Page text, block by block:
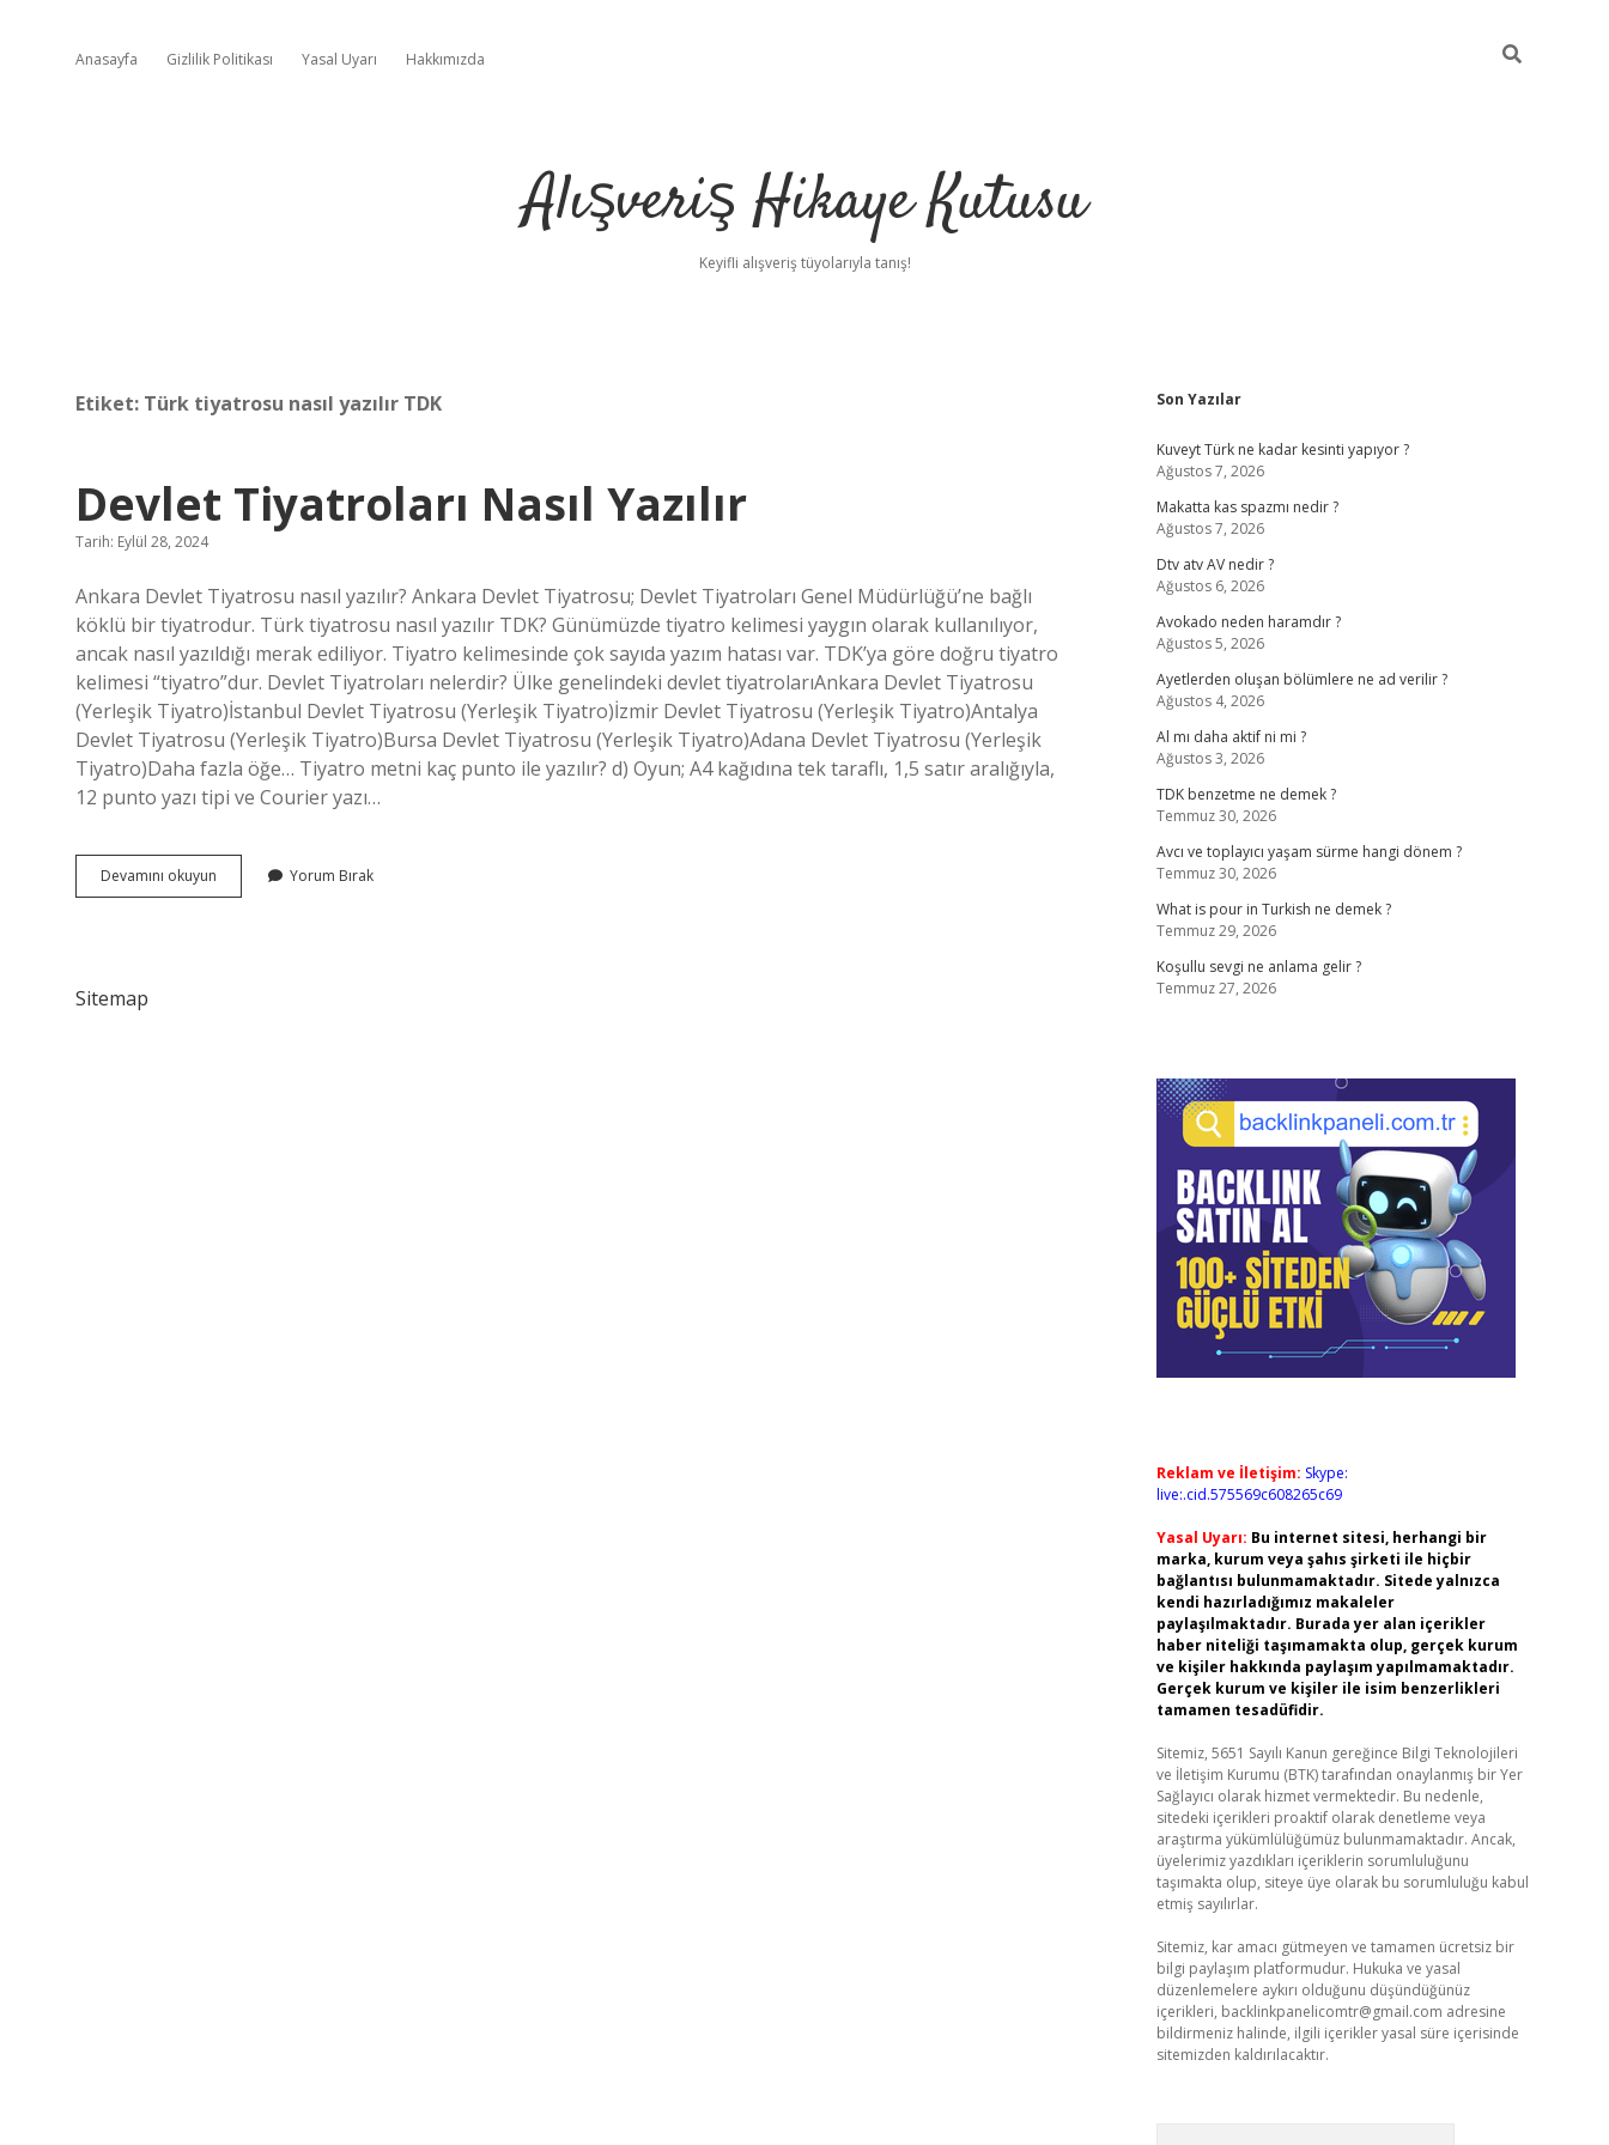
Anasayfa Gizlilik Politikası Yasal Uyarı Hakkımızda
Alışveriş Hikaye Kutusu
Keyifli alışveriş tüyolarıyla tanış!
Etiket: Türk tiyatrosu nasıl yazılır TDK
Devlet Tiyatroları Nasıl Yazılır
Tarih: Eylül 28, 2024
Ankara Devlet Tiyatrosu nasıl yazılır? Ankara Devlet Tiyatrosu; Devlet Tiyatroları Genel Müdürlüğü’ne bağlı
köklü bir tiyatrodur. Türk tiyatrosu nasıl yazılır TDK? Günümüzde tiyatro kelimesi yaygın olarak kullanılıyor,
ancak nasıl yazıldığı merak ediliyor. Tiyatro kelimesinde çok sayıda yazım hatası var. TDK’ya göre doğru tiyatro
kelimesi “tiyatro”dur. Devlet Tiyatroları nelerdir? Ülke genelindeki devlet tiyatrolarıAnkara Devlet Tiyatrosu
(Yerleşik Tiyatro)İstanbul Devlet Tiyatrosu (Yerleşik Tiyatro)İzmir Devlet Tiyatrosu (Yerleşik Tiyatro)Antalya
Devlet Tiyatrosu (Yerleşik Tiyatro)Bursa Devlet Tiyatrosu (Yerleşik Tiyatro)Adana Devlet Tiyatrosu (Yerleşik
Tiyatro)Daha fazla öğe… Tiyatro metni kaç punto ile yazılır? d) Oyun; A4 kağıdına tek taraflı, 1,5 satır aralığıyla,
12 punto yazı tipi ve Courier yazı…
Devamını okuyun
Tiyatroları
Yorum Bırak
Sitemap
Sidebar
Son Yazılar
Kuveyt Türk ne kadar kesinti yapıyor ?
Ağustos 7, 2026
Makatta kas spazmı nedir ?
Ağustos 7, 2026
Dtv atv AV nedir ?
Ağustos 6, 2026
Avokado neden haramdır ?
Ağustos 5, 2026
Ayetlerden oluşan bölümlere ne ad verilir ?
Ağustos 4, 2026
Al mı daha aktif ni mi ?
Ağustos 3, 2026
TDK benzetme ne demek ?
Temmuz 30, 2026
Avcı ve toplayıcı yaşam sürme hangi dönem ?
Temmuz 30, 2026
What is pour in Turkish ne demek ?
Temmuz 29, 2026
Koşullu sevgi ne anlama gelir ?
Temmuz 27, 2026
Reklam ve İletişim: Skype:
live:.cid.575569c608265c69
Yasal Uyarı: Bu internet sitesi, herhangi bir
marka, kurum veya şahıs şirketi ile hiçbir
bağlantısı bulunmamaktadır. Sitede yalnızca
kendi hazırladığımız makaleler
paylaşılmaktadır. Burada yer alan içerikler
haber niteliği taşımamakta olup, gerçek kurum
ve kişiler hakkında paylaşım yapılmamaktadır.
Gerçek kurum ve kişiler ile isim benzerlikleri
tamamen tesadüfidir.
Sitemiz, 5651 Sayılı Kanun gereğince Bilgi Teknolojileri
ve İletişim Kurumu (BTK) tarafından onaylanmış bir Yer
Sağlayıcı olarak hizmet vermektedir. Bu nedenle,
sitedeki içerikleri proaktif olarak denetleme veya
araştırma yükümlülüğümüz bulunmamaktadır. Ancak,
üyelerimiz yazdıkları içeriklerin sorumluluğunu
taşımakta olup, siteye üye olarak bu sorumluluğu kabul
etmiş sayılırlar.
Sitemiz, kar amacı gütmeyen ve tamamen ücretsiz bir
bilgi paylaşım platformudur. Hukuka ve yasal
düzenlemelere aykırı olduğunu düşündüğünüz
içerikleri, backlinkpanelicomtr@gmail.com adresine
bildirmeniz halinde, ilgili içerikler yasal süre içerisinde
sitemizden kaldırılacaktır.